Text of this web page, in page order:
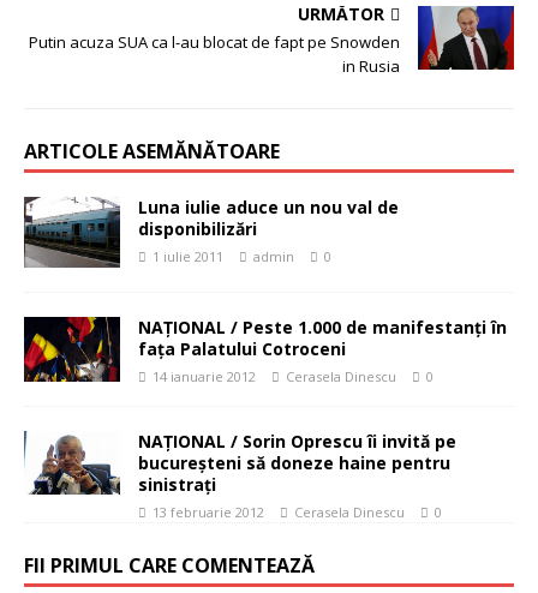
URMĂTOR
Putin acuza SUA ca l-au blocat de fapt pe Snowden
in Rusia
ARTICOLE ASEMĂNĂTOARE
Luna iulie aduce un nou val de
disponibilizări
1 iulie 2011 admin 0
NAŢIONAL / Peste 1.000 de manifestanţi în
faţa Palatului Cotroceni
14 ianuarie 2012 Cerasela Dinescu 0
NAŢIONAL / Sorin Oprescu îi invită pe
bucureşteni să doneze haine pentru
sinistraţi
13 februarie 2012 Cerasela Dinescu 0
FII PRIMUL CARE COMENTEAZĂ